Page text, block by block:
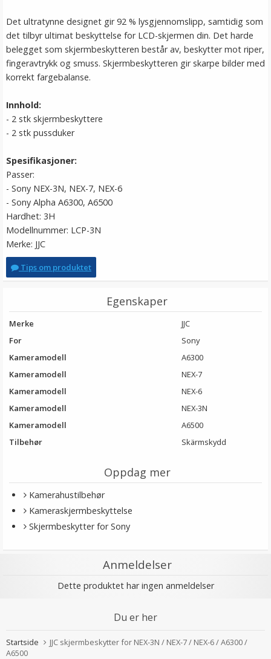
Det ultratynne designet gir 92 % lysgjennomslipp, samtidig som
det tilbyr ultimat beskyttelse for LCD-skjermen din. Det harde
belegget som skjermbeskytteren består av, beskytter mot riper,
fingeravtrykk og smuss. Skjermbeskytteren gir skarpe bilder med
korrekt fargebalanse.
Innhold:
- 2 stk skjermbeskyttere
- 2 stk pussduker
Spesifikasjoner:
Passer:
- Sony NEX-3N, NEX-7, NEX-6
- Sony Alpha A6300, A6500
Hardhet: 3H
Modellnummer: LCP-3N
Merke: JJC
Tips om produktet
Egenskaper
Merke
JJC
For
Sony
Kameramodell
A6300
Kameramodell
NEX-7
Kameramodell
NEX-6
Kameramodell
NEX-3N
Kameramodell
A6500
Tilbehør
Skärmskydd
Oppdag mer
Kamerahustilbehør
Kameraskjermbeskyttelse
Skjermbeskytter for Sony
Anmeldelser
Dette produktet har ingen anmeldelser
Du er her
Startside
JJC skjermbeskytter for NEX-3N / NEX-7 / NEX-6 / A6300 /
A6500